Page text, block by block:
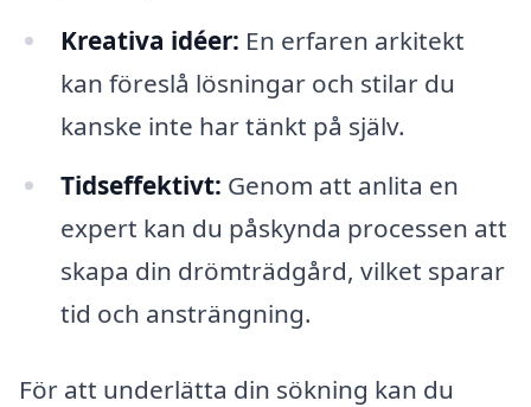
Kreativa idéer: En erfaren arkitekt
kan föreslå lösningar och stilar du
kanske inte har tänkt på själv.
Tidseffektivt: Genom att anlita en
expert kan du påskynda processen att
skapa din drömträdgård, vilket sparar
tid och ansträngning.
För att underlätta din sökning kan du